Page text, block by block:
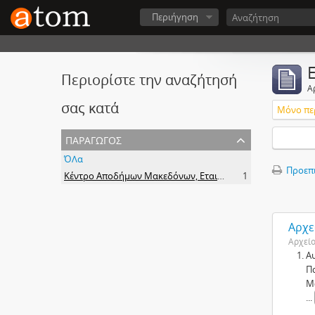
Περιήγηση
Περιορίστε την αναζήτησή
σας κατά
παραγωγός
ΌΛα
Κέντρο Αποδήμων Μακεδόνων, Εταιρεία Μακεδονικών Σπουδών.
1
Μόνο
Αρχείο
...